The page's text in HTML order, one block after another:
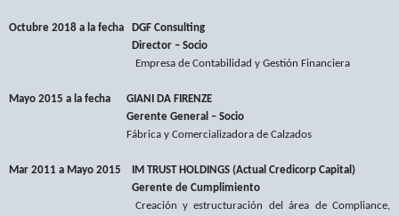
Octubre 2018 a la fecha
DGF Consulting
Director – Socio
Empresa de Contabilidad y Gestión Financiera
Mayo 2015 a la fecha
GIANI DA FIRENZE
Gerente General – Socio
Fábrica y Comercializadora de Calzados
Mar 2011 a Mayo 2015
IM TRUST HOLDINGS (Actual Credicorp Capital)
Gerente de Cumplimiento
Creación y estructuración del área de Compliance,